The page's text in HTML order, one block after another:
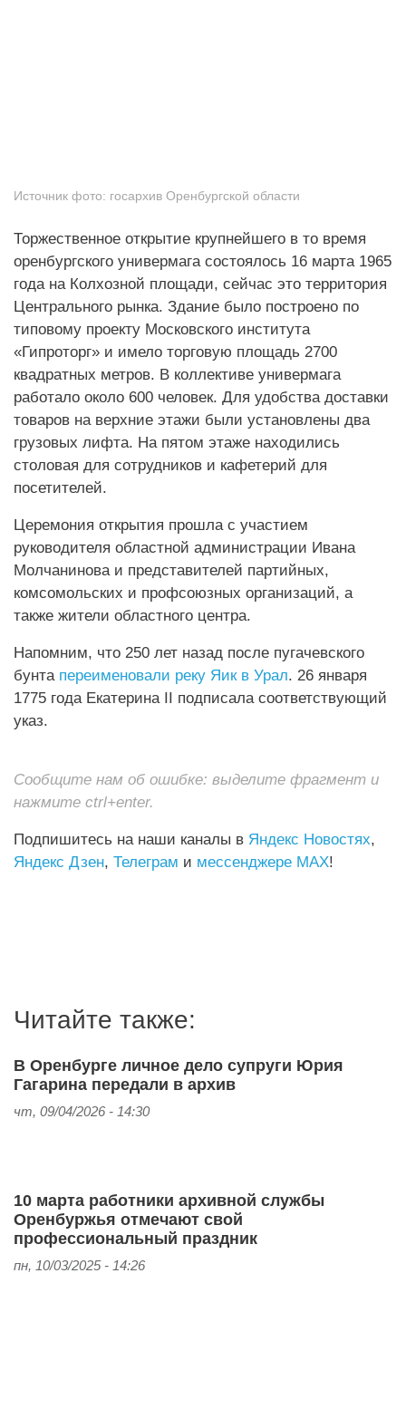
Источник фото: госархив Оренбургской области
Торжественное открытие крупнейшего в то время
оренбургского универмага состоялось 16 марта 1965
года на Колхозной площади, сейчас это территория
Центрального рынка. Здание было построено по
типовому проекту Московского института
«Гипроторг» и имело торговую площадь 2700
квадратных метров. В коллективе универмага
работало около 600 человек. Для удобства доставки
товаров на верхние этажи были установлены два
грузовых лифта. На пятом этаже находились
столовая для сотрудников и кафетерий для
посетителей.
Церемония открытия прошла с участием
руководителя областной администрации Ивана
Молчанинова и представителей партийных,
комсомольских и профсоюзных организаций, а
также жители областного центра.
Напомним, что 250 лет назад после пугачевского
бунта переименовали реку Яик в Урал. 26 января
1775 года Екатерина II подписала соответствующий
указ.
Сообщите нам об ошибке: выделите фрагмент и
нажмите ctrl+enter.
Подпишитесь на наши каналы в Яндекс Новостях,
Яндекс Дзен, Телеграм и мессенджере MAX!
Читайте также:
В Оренбурге личное дело супруги Юрия
Гагарина передали в архив
чт, 09/04/2026 - 14:30
10 марта работники архивной службы
Оренбуржья отмечают свой
профессиональный праздник
пн, 10/03/2025 - 14:26